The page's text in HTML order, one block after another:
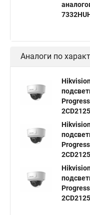
Видеокамера hikvision
Камера Hikvision ds
Уличная камера
Hikvision поворотная
Нikvision микрофон
Hikvision порты
Аналоги по